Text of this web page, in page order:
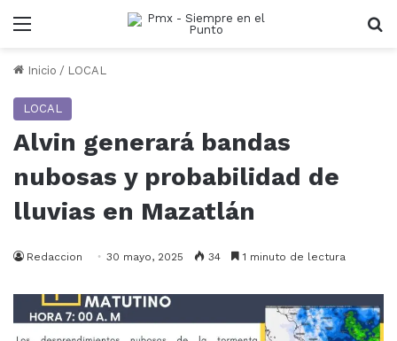
Menu
Inicio / LOCAL
LOCAL
Alvin generará bandas
nubosas y probabilidad de
lluvias en Mazatlán
Redaccion 30 mayo, 2025 34 1 minuto de lectura